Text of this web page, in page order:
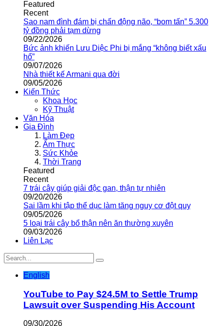
Featured
Recent
Sao nam đình đám bị chấn động não, “bom tấn” 5.300
tỷ đồng phải tạm dừng
09/22/2026
Bức ảnh khiến Lưu Diệc Phi bị mắng “không biết xấu
hổ”
09/07/2026
Nhà thiết kế Armani qua đời
09/05/2026
Kiến Thức
Khoa Học
Kỹ Thuật
Văn Hóa
Gia Đình
Làm Đẹp
Ẩm Thực
Sức Khỏe
Thời Trang
Featured
Recent
7 trái cây giúp giải độc gan, thận tự nhiên
09/20/2026
Sai lầm khi tập thể dục làm tăng nguy cơ đột quỵ
09/05/2026
5 loại trái cây bổ thận nên ăn thường xuyên
09/03/2026
Liên Lạc
English
YouTube to Pay $24.5M to Settle Trump
Lawsuit over Suspending His Account
09/30/2026